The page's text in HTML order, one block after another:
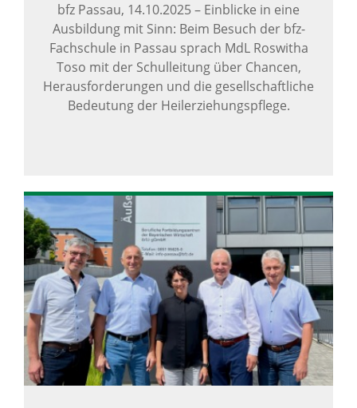
bfz Passau, 14.10.2025– Einblicke in eine
Ausbildung mit Sinn: Beim Besuch der bfz-
Fachschule in Passau sprach MdL Roswitha
Toso mit der Schulleitung über Chancen,
Herausforderungen und die gesellschaftliche
Bedeutung der Heilerziehungspflege.